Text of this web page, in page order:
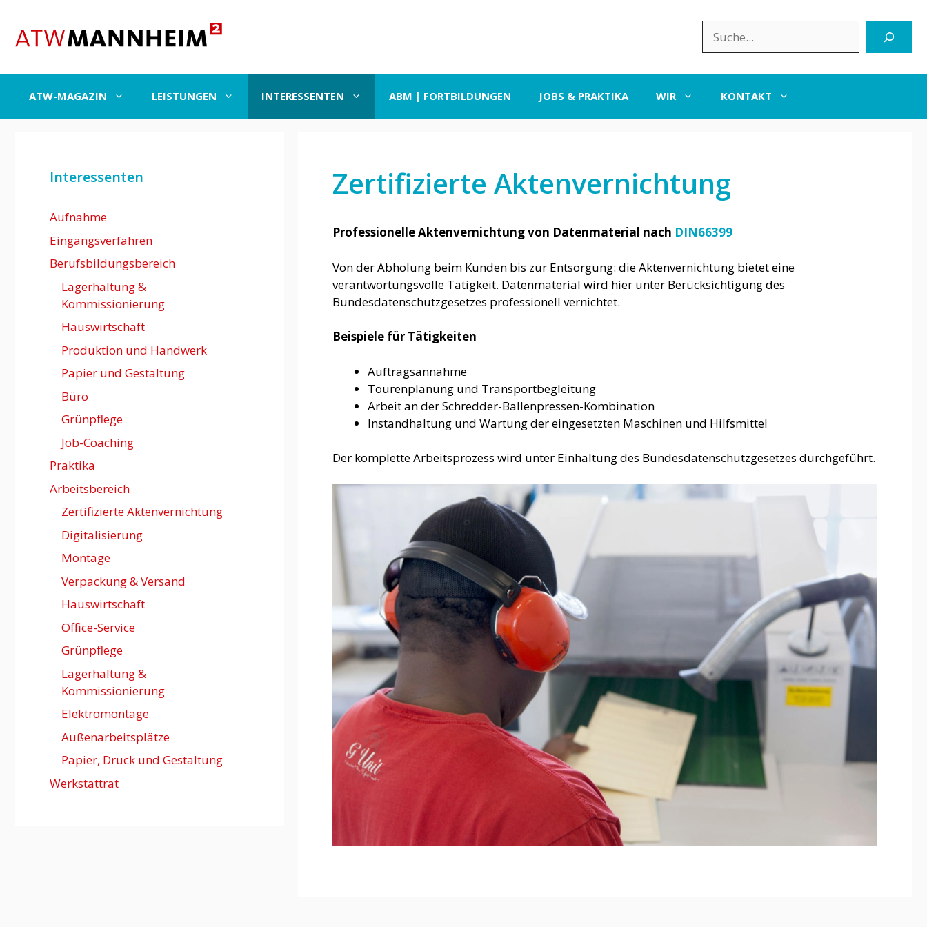
springen
ATW-MAGAZIN LEISTUNGEN INTERESSENTEN ABM | FORTBILDUNGEN JOBS & PRAKTIKA WIR KONTAKT
Zertifizierte Aktenvernichtung
Professionelle Aktenvernichtung von Datenmaterial nach DIN66399
Von der Abholung beim Kunden bis zur Entsorgung: die Aktenvernichtung bietet eine
verantwortungsvolle Tätigkeit. Datenmaterial wird hier unter Berücksichtigung des
Bundesdatenschutzgesetzes professionell vernichtet.
Beispiele für Tätigkeiten
Auftragsannahme
Tourenplanung und Transportbegleitung
Arbeit an der Schredder-Ballenpressen-Kombination
Instandhaltung und Wartung der eingesetzten Maschinen und Hilfsmittel
Der komplette Arbeitsprozess wird unter Einhaltung des Bundesdatenschutzgesetzes durchgeführt.
Interessenten
Aufnahme
Eingangsverfahren
Berufsbildungsbereich
Lagerhaltung &
Kommissionierung
Hauswirtschaft
Produktion und Handwerk
Papier und Gestaltung
Büro
Grünpflege
Job-Coaching
Praktika
Arbeitsbereich
Zertifizierte Aktenvernichtung
Digitalisierung
Montage
Verpackung & Versand
Hauswirtschaft
Office-Service
Grünpflege
Lagerhaltung &
Kommissionierung
Elektromontage
Außenarbeitsplätze
Papier, Druck und Gestaltung
Werkstattrat